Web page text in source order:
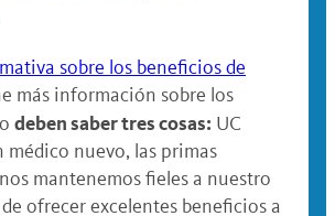
sobre los beneficios de
más información sobre los
deben saber tres cosas: UC
nuevo, las primas
mantenemos fieles a nuestro
ofrecer excelentes beneficios a